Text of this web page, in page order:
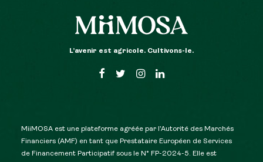
L’avenir est agricole. Cultivons-le.
MiiMOSA est une plateforme agréée par l’Autorité des Marchés
Financiers (AMF) en tant que Prestataire Européen de Services
de Financement Participatif sous le N° FP-2024-5. Elle est